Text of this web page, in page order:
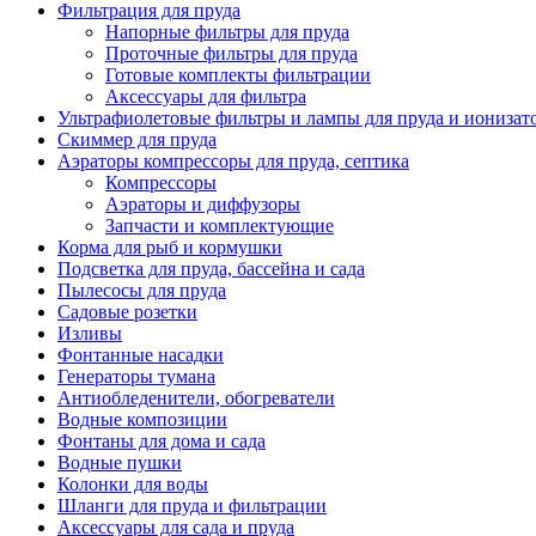
Фильтрация для пруда
Напорные фильтры для пруда
Проточные фильтры для пруда
Готовые комплекты фильтрации
Аксессуары для фильтра
Ультрафиолетовые фильтры и лампы для пруда и
Скиммер для пруда
Аэраторы компрессоры для пруда, септика
Компрессоры
Аэраторы и диффузоры
Запчасти и комплектующие
Корма для рыб и кормушки
Подсветка для пруда, бассейна и сада
Пылесосы для пруда
Садовые розетки
Изливы
Фонтанные насадки
Генераторы тумана
Антиобледенители, обогреватели
Водные композиции
Фонтаны для дома и сада
Водные пушки
Колонки для воды
Шланги для пруда и фильтрации
Аксессуары для сада и пруда